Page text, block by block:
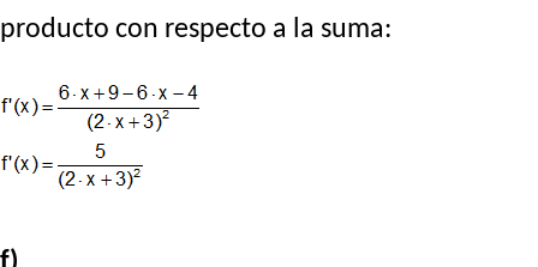
producto con respecto a la suma: